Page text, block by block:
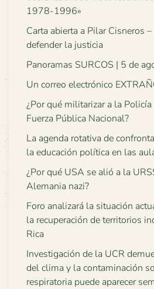
1978-1996»
Carta abierta a Pilar Cisneros
defender la justicia
Panoramas SURCOS | 5 de
Un correo electrónico
¿Por qué militarizar a la
Fuerza Pública Nacional?
La agenda rotativa de
la educación política en las
¿Por qué USA se alió a la
Alemania nazi?
Foro analizará la situación
la recuperación de territorios
Rica
Investigación de la UCR
del clima y la contaminación
respiratoria puede aparecer